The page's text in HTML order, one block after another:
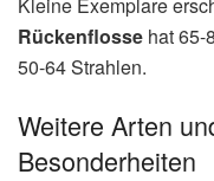
Rückenflosse hat 65-
50-64 Strahlen.
Weitere Arten
Besonderheiten